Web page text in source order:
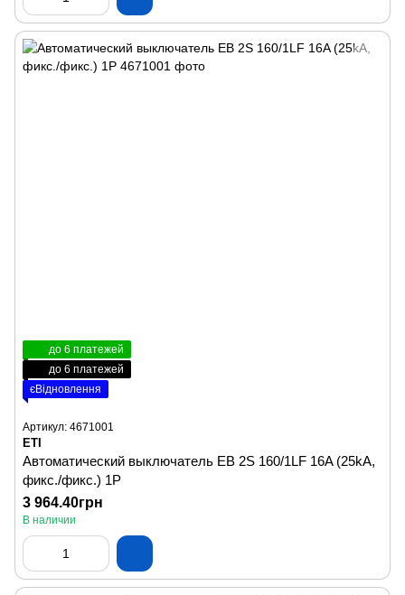
до 6 платежей
до 6 платежей
єВідновлення
Артикул: 4671001
ETI
Автоматический выключатель EB 2S 160/1LF 16A (25kA,
фикс./фикс.) 1P
3 964.40грн
В наличии